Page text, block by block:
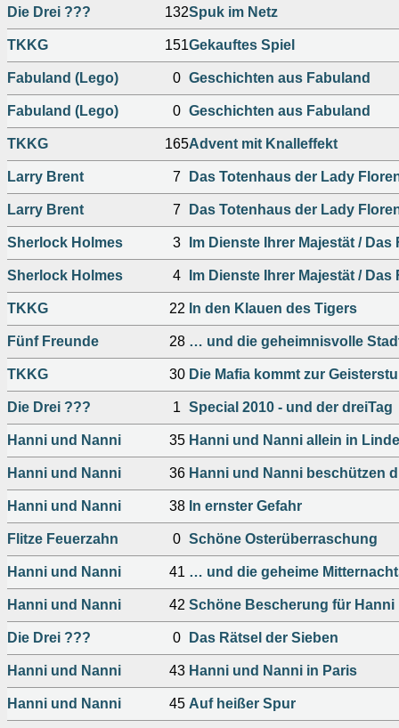
Die Drei ??? 132Spuk im Netz
TKKG 151Gekauftes Spiel
Fabuland (Lego) 0 Geschichten aus Fabuland
Fabuland (Lego) 0 Geschichten aus Fabuland
TKKG 165Advent mit Knalleffekt
Larry Brent 7 Das Totenhaus der Lady
Larry Brent 7 Das Totenhaus der Lady
Sherlock Holmes 3 Im Dienste Ihrer Majestät /
Sherlock Holmes 4 Im Dienste Ihrer Majestät /
TKKG 22 In den Klauen des Tigers
Fünf Freunde 28 … und die geheimnisvolle
TKKG 30 Die Mafia kommt zur
Die Drei ??? 1 Special 2010 - und der dreiTag
Hanni und Nanni 35 Hanni und Nanni allein in
Hanni und Nanni 36 Hanni und Nanni beschützen
Hanni und Nanni 38 In ernster Gefahr
Flitze Feuerzahn 0 Schöne Osterüberraschung
Hanni und Nanni 41 … und die geheime
Hanni und Nanni 42 Schöne Bescherung für Hanni
Die Drei ??? 0 Das Rätsel der Sieben
Hanni und Nanni 43 Hanni und Nanni in Paris
Hanni und Nanni 45 Auf heißer Spur